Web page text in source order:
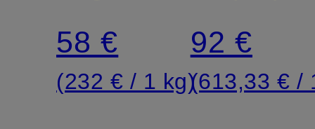
Polisher
Körperpeeling
58 €
(232 € / 1 kg)
92 €
(613,33 € /